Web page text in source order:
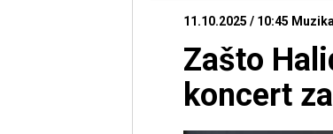
11.10.2025 / 10:45
Zašto
koncert